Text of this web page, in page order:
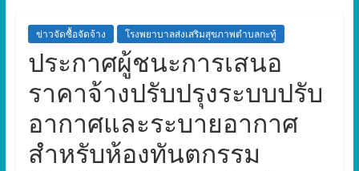
เจาะจงข่าวจัดซื้อจัดจ้าง โรงพยาบาลส่งเสริมสุขภาพตำบลกะทู้
ประกาศผู้ชนะการเสนอ
ราคาจ้างปรับปรุงระบบปรับ
อากาศและระบายอากาศ
สำหรับห้องทันตกรรม